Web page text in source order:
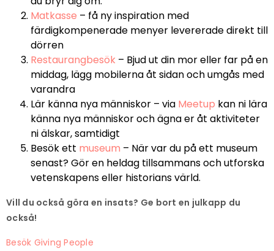
Matkasse – få ny inspiration med
färdigkompenerade menyer levererade direkt till
dörren
Restaurangbesök – Bjud ut din mor eller far på en
middag, lägg mobilerna åt sidan och umgås med
varandra
Lär känna nya människor – via Meetup kan ni lära
känna nya människor och ägna er åt aktiviteter
ni älskar, samtidigt
Besök ett museum – När var du på ett museum
senast? Gör en heldag tillsammans och utforska
vetenskapens eller historians värld.
Vill du också göra en insats? Ge bort en julkapp du
också!
Besök Giving People